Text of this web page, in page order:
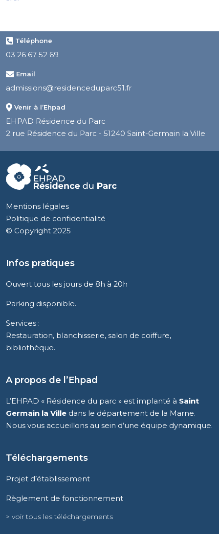
Téléphone
03 26 67 52 69
Email
admissions@residenceduparc51.fr
Venir à l’Ehpad
EHPAD Résidence du Parc
2 rue Résidence du Parc - 51240 Saint-Germain la Ville
Mentions légales
Politique de confidentialité
© Copyright 2025
Infos pratiques
Ouvert tous les jours de 8h à 20h
Parking disponible.
Services :
Restauration, blanchisserie, salon de coiffure,
bibliothèque.
A propos de l’Ehpad
L’EHPAD « Résidence du parc » est implanté à Saint
Germain la Ville dans le département de la Marne.
Nous vous accueillons au sein d’une équipe dynamique.
Téléchargements
Projet d’établissement
Règlement de fonctionnement
> voir tous les téléchargements